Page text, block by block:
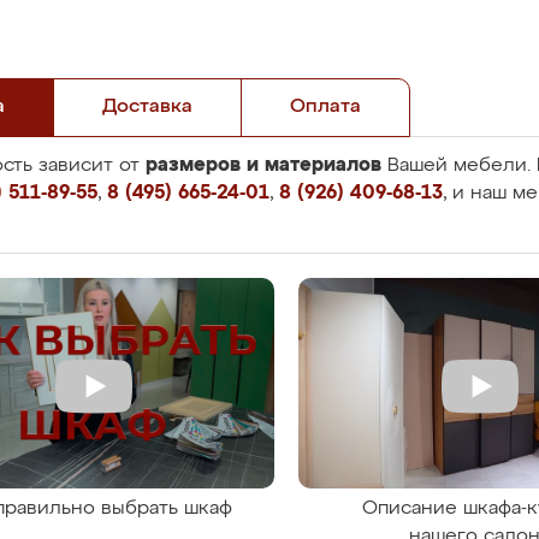
Доставка Оплата
зависит от размеров и материалов Вашей мебели.
89-55, 8 (495) 665-24-01, 8 (926) 409-68-13, и наш
выбрать шкаф
Описание шкафа-